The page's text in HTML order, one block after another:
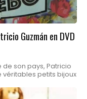
Guzmán en DVD
son pays, Patricio
véritables petits bijoux